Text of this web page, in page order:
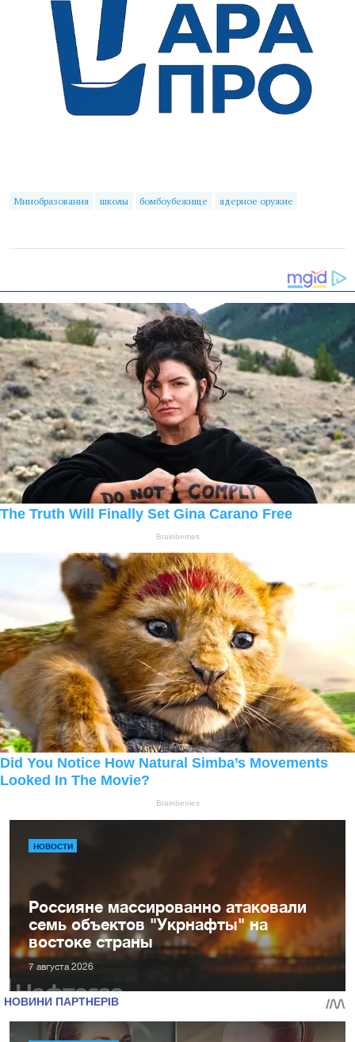
Минобразования школы бомбоубежище ядерное оружие
НОВОСТИ
Россияне массированно атаковали
семь объектов "Укрнафты" на
востоке страны
7 августа 2026